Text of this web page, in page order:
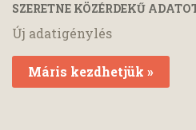
SZERETNE KÖZÉRDEKŰ
Új adatigénylés
Máris kezdhetjük »